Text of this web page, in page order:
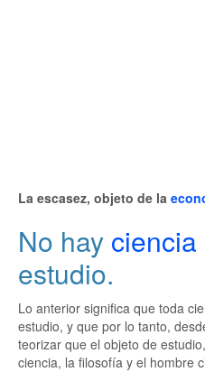
La escasez, objeto de la
No hay ciencia
estudio.
Lo anterior significa que toda
estudio, y que por lo tanto,
teorizar que el objeto de
ciencia, la filosofía y el hombre